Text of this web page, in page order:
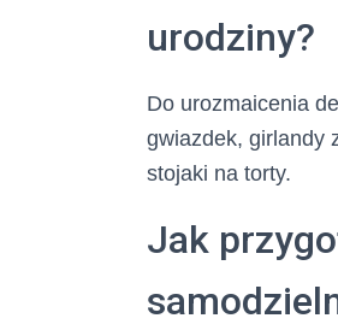
urodziny?
Do urozmaicenia
gwiazdek, girlandy
stojaki na torty.
Jak